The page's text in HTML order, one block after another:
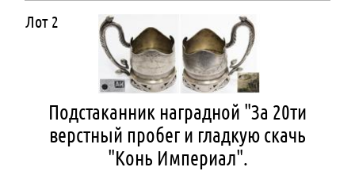
Лот 2
Подстаканник наградной "За 20ти
верстный пробег и гладкую скачь
"Конь Империал".